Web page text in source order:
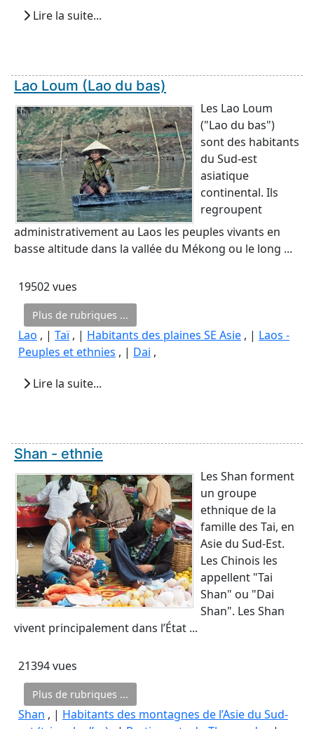
Lire la suite...
Lao Loum (Lao du bas)
Les Lao Loum
("Lao du bas")
sont des habitants
du Sud-est
asiatique
continental. Ils
regroupent
administrativement au Laos les peuples vivants en
basse altitude dans la vallée du Mékong ou le long ...
19502 vues
Plus de rubriques ...
Lao , | Taï, | Habitants des plaines SE Asie , | Laos -
Peuples et ethnies , | Dai ,
Lire la suite...
Shan - ethnie
Les Shan forment
un groupe
ethnique de la
famille des Tai, en
Asie du Sud-Est.
Les Chinois les
appellent "Tai
Shan" ou "Dai
Shan". Les Shan
vivent principalement dans l’État ...
21394 vues
Plus de rubriques ...
Shan , | Habitants des montagnes de l’Asie du Sud-